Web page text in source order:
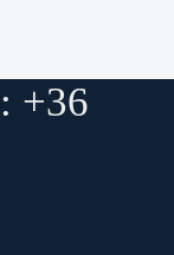
+36